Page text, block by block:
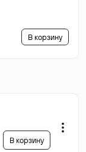
В корзину
В корзину